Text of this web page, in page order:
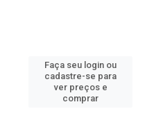
Faça seu login ou
cadastre-se para
ver preços e
comprar